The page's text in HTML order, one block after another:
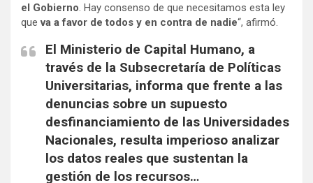
el Gobierno. Hay consenso de que necesitamos esta ley
queva a favor de todos y en contra de nadie“, afirmó.
El Ministerio de Capital Humano, a
través de la Subsecretaría de Políticas
Universitarias, informa que frente a las
denuncias sobre un supuesto
desfinanciamiento de las Universidades
Nacionales, resulta imperioso analizar
los datos reales que sustentan la
gestión de los recursos…